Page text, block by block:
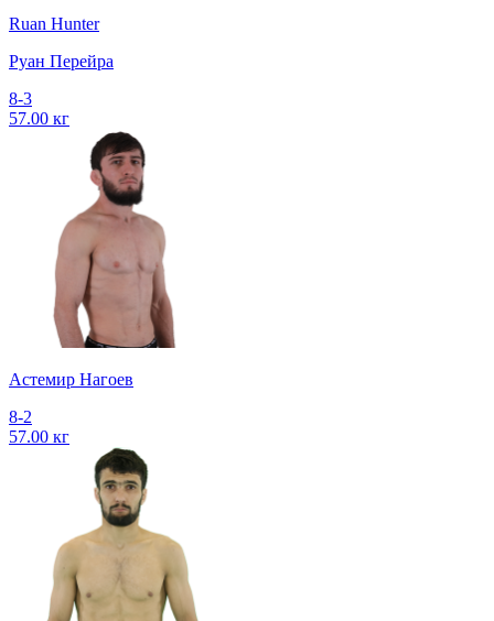
Ruan Hunter
Руан Перейра
8-3
57.00 кг
Астемир Нагоев
8-2
57.00 кг